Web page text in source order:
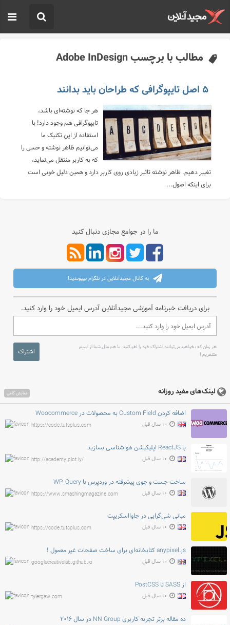
مطالب با برچسب Adobe InDesign
۵ اصل تایپوگرافی که طراحان باید بدانند
هر جا که نوشته‌ای باشد،
تایپوگرافی هم وجود دارد! با
استفاده از این تکنیک ما
می‌توانیم ظاهر نوشته و حسی را
که به کاربر منتقل می‌نماید،
تغییر دهیم. ظاهر نوشته تاثیر زیادی روی کاربر دارد و همین دلیل خوبی است
برای اینکه اصول...
ما را در جوامع مجازی دنبال کنید
به کانال مجیدآنلاین در تلگرام بپیوندید!
برای دریافت خبرنامه آموزشی مجیدآنلاین آدرس ایمیل خود را وارد کنید.
هر زمان که بخواهید می‌توانید اشتراک خود را لغو کنید. ما هم مثل شما از اسپم
متنفریم !
اشتراک
لینک‌های مفید روزانه نمایش کامل
اضافه کردن Custom Field به محصولات در Woocommerce
https://code.tutsplus.com ۱۰ سال قبل
با ReactJS اپلیکیشن هواشناسی بسازید
http://academy.plot.ly/ ۱۰ سال قبل
ساخت جست و جوی پیشرفته در وردپرس با WP_Query
https://www.smashingmagazine.com ۱۰ سال قبل
مبانی شی‌گرایی در جاوااسکریپت
https://code.tutsplus.com ۱۰ سال قبل
anypixel.js کتابخانه‌ای برای ساخت صفحات غیر معمول !
googlecreativelab.github.io ۱۰ سال قبل
از SASS تا PostCSS
tylergaw.com ۱۰ سال قبل
ده مقاله برتر تجربه کاربری NN Group در سال ۲۰۱۶